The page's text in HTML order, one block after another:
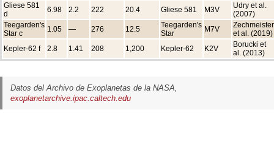
Gliese 581
d
6.98 2.2 222 20.4 Gliese 581 M3V
Udry et al.
(2007)
Teegarden's
Star c
1.05 — 276 12.5
Teegarden's
Star
M7V
Zechmeister
et al. (2019)
Kepler-62 f
2.8 1.41 208 1,200 Kepler-62 K2V
Borucki et
al. (2013)
Datos del Archivo de Exoplanetas de la NASA,
exoplanetarchive.ipac.caltech.edu